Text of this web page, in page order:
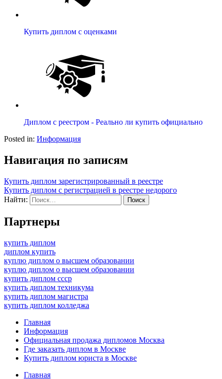
Купить диплом с оценками
Диплом с реестром - Реально ли купить официально
Posted in: Информация
Навигация по записям
Купить диплом зарегистрированный в реестре
Купить диплом с регистрацией в реестре недорого
Найти:
Партнеры
купить диплом
диплом купить
куплю диплом о высшем образовании
куплю диплом о высшем образовании
купить диплом ссср
купить диплом техникума
купить диплом магистра
купить диплом колледжа
Главная
Информация
Официальная продажа дипломов Москва
Где заказать диплом в Москве
Купить диплом юриста в Москве
Главная